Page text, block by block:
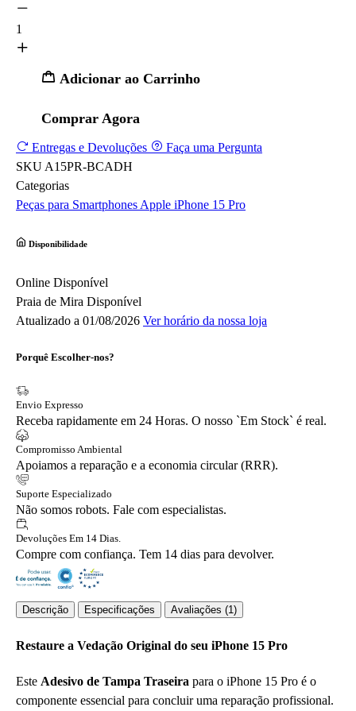
1
Adicionar ao Carrinho
Comprar Agora
Entregas e Devoluções
Faça uma Pergunta
SKU A15PR-BCADH
Categorias
Peças para Smartphones Apple iPhone 15 Pro
Disponibilidade
Online Disponível
Praia de Mira Disponível
Atualizado a 01/08/2026 Ver horário da nossa loja
Porquê Escolher-nos?
Envio Expresso
Receba rapidamente em 24 Horas. O nosso `Em Stock` é real.
Compromisso Ambiental
Apoiamos a reparação e a economia circular (RRR).
Suporte Especializado
Não somos robots. Fale com especialistas.
Devoluções Em 14 Dias.
Compre com confiança. Tem 14 dias para devolver.
Descrição Especificações Avaliações (1)
Restaure a Vedação Original do seu iPhone 15 Pro
Este Adesivo de Tampa Traseira para o iPhone 15 Pro é o
componente essencial para concluir uma reparação profissional.